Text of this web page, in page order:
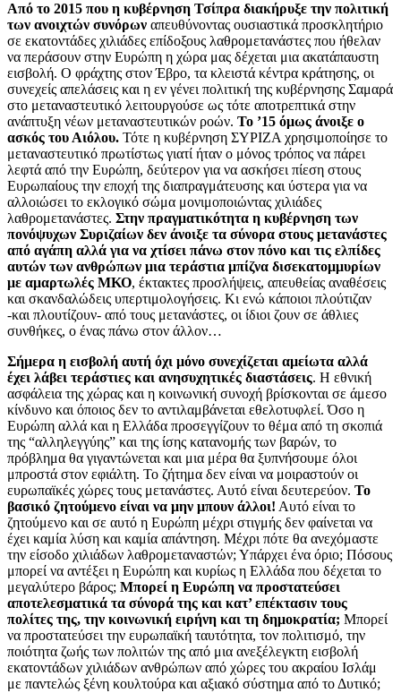
Από το 2015 που η κυβέρνηση Τσίπρα διακήρυξε την πολιτική
των ανοιχτών συνόρων απευθύνοντας ουσιαστικά προσκλητήριο
σε εκατοντάδες χιλιάδες επίδοξους λαθρομετανάστες που ήθελαν
να περάσουν στην Ευρώπη η χώρα μας δέχεται μια ακατάπαυστη
εισβολή. Ο φράχτης στον Έβρο, τα κλειστά κέντρα κράτησης, οι
συνεχείς απελάσεις και η εν γένει πολιτική της κυβέρνησης Σαμαρά
στο μεταναστευτικό λειτουργούσε ως τότε αποτρεπτικά στην
ανάπτυξη νέων μεταναστευτικών ροών. Το ’15 όμως άνοιξε ο
ασκός του Αιόλου. Τότε η κυβέρνηση ΣΥΡΙΖΑ χρησιμοποίησε το
μεταναστευτικό πρωτίστως γιατί ήταν ο μόνος τρόπος να πάρει
λεφτά από την Ευρώπη, δεύτερον για να ασκήσει πίεση στους
Ευρωπαίους την εποχή της διαπραγμάτευσης και ύστερα για να
αλλοιώσει το εκλογικό σώμα μονιμοποιώντας χιλιάδες
λαθρομετανάστες. Στην πραγματικότητα η κυβέρνηση των
πονόψυχων Συριζαίων δεν άνοιξε τα σύνορα στους μετανάστες
από αγάπη αλλά για να χτίσει πάνω στον πόνο και τις ελπίδες
αυτών των ανθρώπων μια τεράστια μπίζνα δισεκατομμυρίων
με αμαρτωλές ΜΚΟ, έκτακτες προσλήψεις, απευθείας αναθέσεις
και σκανδαλώδεις υπερτιμολογήσεις. Κι ενώ κάποιοι πλούτιζαν
-και πλουτίζουν- από τους μετανάστες, οι ίδιοι ζουν σε άθλιες
συνθήκες, ο ένας πάνω στον άλλον…
Σήμερα η εισβολή αυτή όχι μόνο συνεχίζεται αμείωτα αλλά
έχει λάβει τεράστιες και ανησυχητικές διαστάσεις. Η εθνική
ασφάλεια της χώρας και η κοινωνική συνοχή βρίσκονται σε άμεσο
κίνδυνο και όποιος δεν το αντιλαμβάνεται εθελοτυφλεί. Όσο η
Ευρώπη αλλά και η Ελλάδα προσεγγίζουν το θέμα από τη σκοπιά
της “αλληλεγγύης” και της ίσης κατανομής των βαρών, το
πρόβλημα θα γιγαντώνεται και μια μέρα θα ξυπνήσουμε όλοι
μπροστά στον εφιάλτη. Το ζήτημα δεν είναι να μοιραστούν οι
ευρωπαϊκές χώρες τους μετανάστες. Αυτό είναι δευτερεύον. Το
βασικό ζητούμενο είναι να μην μπουν άλλοι! Αυτό είναι το
ζητούμενο και σε αυτό η Ευρώπη μέχρι στιγμής δεν φαίνεται να
έχει καμία λύση και καμία απάντηση. Μέχρι πότε θα ανεχόμαστε
την είσοδο χιλιάδων λαθρομεταναστών; Υπάρχει ένα όριο; Πόσους
μπορεί να αντέξει η Ευρώπη και κυρίως η Ελλάδα που δέχεται το
μεγαλύτερο βάρος; Μπορεί η Ευρώπη να προστατεύσει
αποτελεσματικά τα σύνορά της και κατ’ επέκτασιν τους
πολίτες της, την κοινωνική ειρήνη και τη δημοκρατία; Μπορεί
να προστατεύσει την ευρωπαϊκή ταυτότητα, τον πολιτισμό, την
ποιότητα ζωής των πολιτών της από μια ανεξέλεγκτη εισβολή
εκατοντάδων χιλιάδων ανθρώπων από χώρες του ακραίου Ισλάμ
με παντελώς ξένη κουλτούρα και αξιακό σύστημα από το Δυτικό;